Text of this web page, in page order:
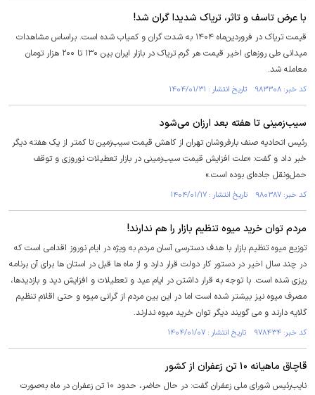
با عرض تاسف و تاثر، تریاک شدیدا گران شد!
قیمت تریاک در فروردین‌ماه ۱۴۰۴ به شدت گران و کمیاب شده است. براساس مشاهدات
میدانی طی روزهای اخیر قیمت هر گرم تریاک در بازار ایران بین ۱۳۰ تا ۲۰۰ هزار تومان
معامله شد.
کد خبر: ۹۸۳۳۰۸ تاریخ انتشار : ۱۴۰۴/۰۱/۳۱
سیب‌زمینی تا هفته بعد ارزان می‌شود
رئیس اتحادیه صنف بارفروشان تهران از کاهش قیمت سیب‌زمین تا کمتر از یک هفته دیگر
خبر داد و گفت: «علت افزایش قیمت سیب‌زمینی در بازار تعطیلات نوروزی و توقف
حمل‌ونقل جاده‌ای بوده است.»
کد خبر: ۹۸۰۳۸۷ تاریخ انتشار : ۱۴۰۴/۰۱/۱۷
مردم توان خرید میوه تنظیم بازار را هم ندارند!
توزیع میوه تنظیم بازار با هدف دسترسی آسان مردم به ویژه در ایام نوروز اقدامی است که
در چند سال اخیر در دستور کار دولت قرار دارد و از ماه ها قبل در استان ها برای آن برنامه
ریزی شده است. با توجه به قرار داشتن در ایام عید و تعطیلات و افزایش دید و بازدیدها،
مصرف میوه نیز بیشتر شده است اما در این بین مردم از گرانی میوه و حتی اقلام تنظیم
گلایه دارند و می گویند دیگر توان خرید میوه ندارند.
کد خبر: ۹۷۸۴۳۴ تاریخ انتشار : ۱۴۰۴/۰۱/۰۷
قاچاق ماهیانه ۱۰ تن زعفران از کشور
نایب‌رئیس شورای ملی زعفران گفت: در حال حاضر، حدود ۱۰ تن زعفران در ماه به‌صورت